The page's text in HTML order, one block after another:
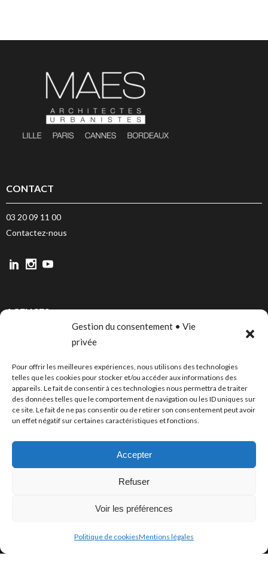
Gestion du consentement • Vie
privée
Pour offrir les meilleures expériences, nous utilisons des technologies
telles que les cookies pour stocker et/ou accéder aux informations des
appareils. Le fait de consentir à ces technologies nous permettra de traiter
des données telles que le comportement de navigation ou les ID uniques sur
ce site. Le fait de ne pas consentir ou de retirer son consentement peut avoir
un effet négatif sur certaines caractéristiques et fonctions.
Accepter
Refuser
Voir les préférences
Politique de cookiesMentions légales
CONTACT
03 20 09 11 00
Contactez-nous
AGENCES
CANNES
BORDEAUX
PUBLICATIONS